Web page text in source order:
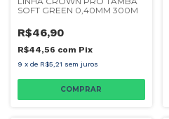
SOFT GREEN 0,40MM 300M
R$46,90
R$44,56 com Pix
9 x de R$5,21 sem juros